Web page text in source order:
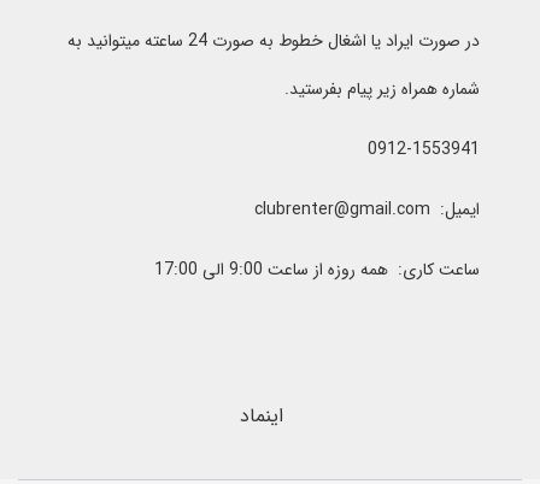
در صورت ایراد یا اشغال خطوط به صورت 24 ساعته میتوانید به
شماره همراه زیر پیام بفرستید.
0912-1553941
ایمیل: clubrenter@gmail.com
ساعت کاری: همه روزه از ساعت 9:00 الی 17:00
اینماد